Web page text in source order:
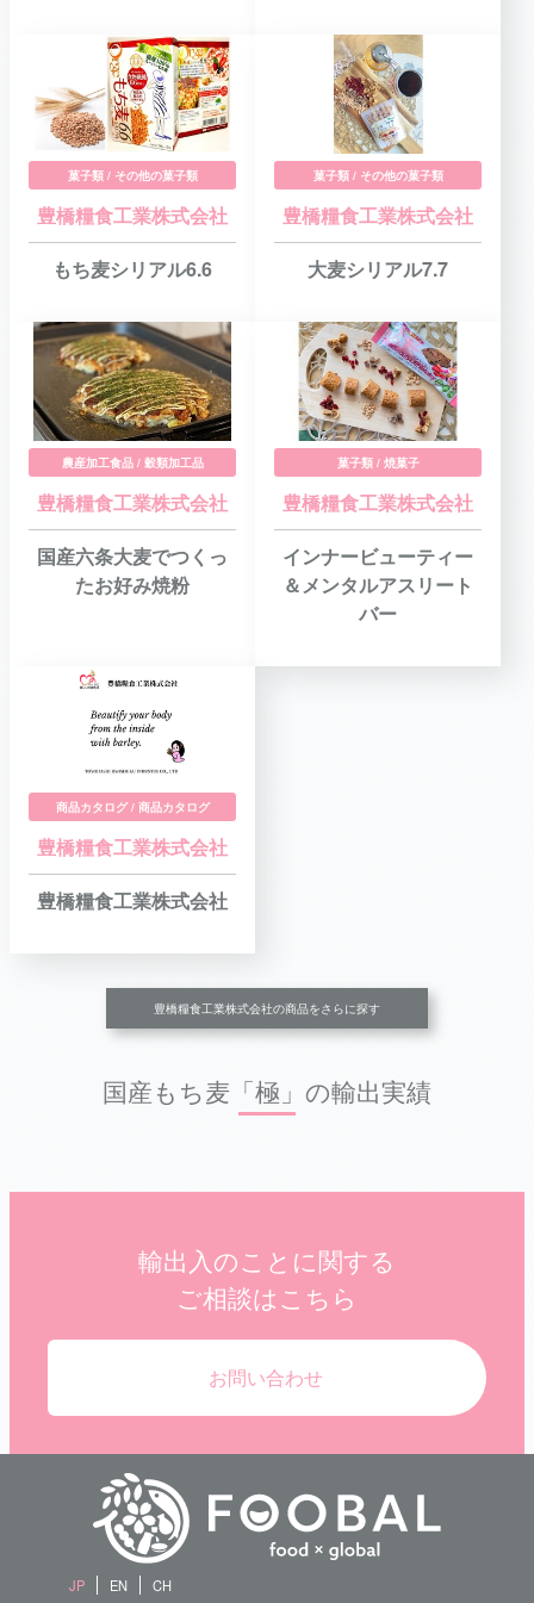
菓子類 / その他の菓子類
豊橋糧食工業株式会社
もち麦シリアル6.6
菓子類 / その他の菓子類
豊橋糧食工業株式会社
大麦シリアル7.7
農産加工食品 / 穀類加工品
豊橋糧食工業株式会社
国産六条大麦でつくっ
たお好み焼粉
菓子類 / 焼菓子
豊橋糧食工業株式会社
インナービューティー
＆メンタルアスリート
バー
商品カタログ / 商品カタログ
豊橋糧食工業株式会社
豊橋糧食工業株式会社
豊橋糧食工業株式会社の商品をさらに探す
国産もち麦「極」の輸出実績
輸出入のことに関する
ご相談はこちら
お問い合わせ
JP EN CH